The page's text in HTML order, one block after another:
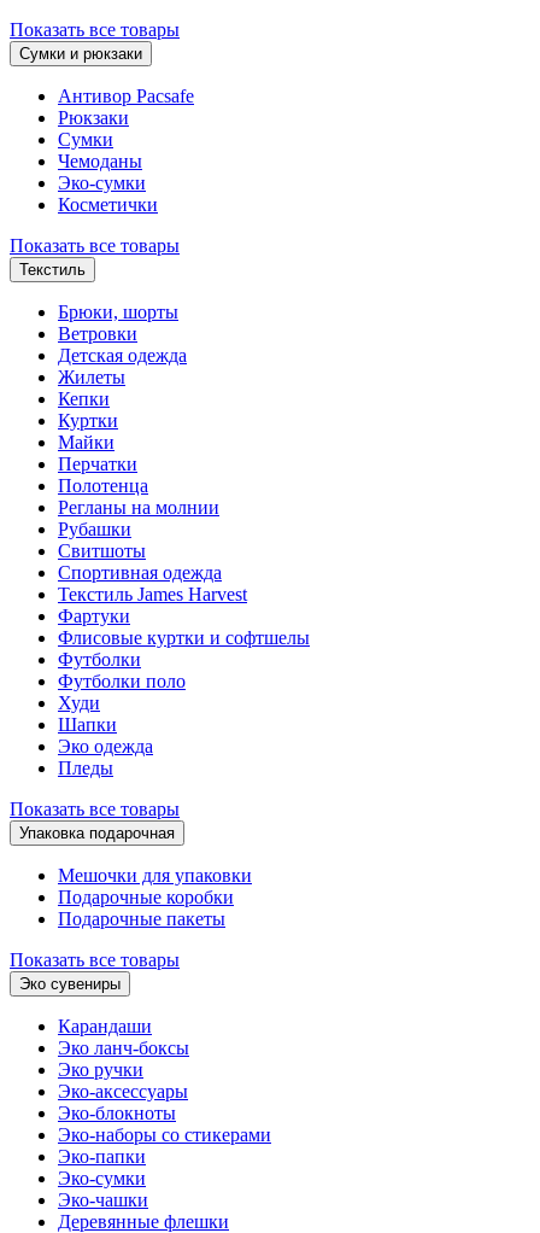
Показать все товары
Сумки и рюкзаки
Антивор Pacsafe
Рюкзаки
Сумки
Чемоданы
Эко-сумки
Косметички
Показать все товары
Текстиль
Брюки, шорты
Ветровки
Детская одежда
Жилеты
Кепки
Куртки
Майки
Перчатки
Полотенца
Регланы на молнии
Рубашки
Свитшоты
Спортивная одежда
Текстиль James Harvest
Фартуки
Флисовые куртки и софтшелы
Футболки
Футболки поло
Худи
Шапки
Эко одежда
Пледы
Показать все товары
Упаковка подарочная
Мешочки для упаковки
Подарочные коробки
Подарочные пакеты
Показать все товары
Эко сувениры
Карандаши
Эко ланч-боксы
Эко ручки
Эко-аксессуары
Эко-блокноты
Эко-наборы со стикерами
Эко-папки
Эко-сумки
Эко-чашки
Деревянные флешки